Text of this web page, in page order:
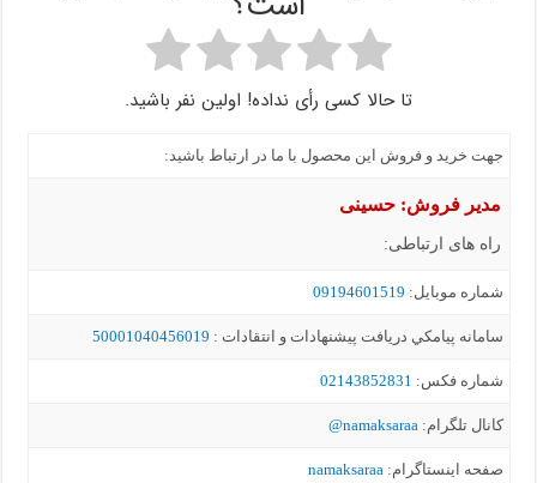
تا حالا کسی رأی نداده! اولین نفر باشید.
جهت خرید و فروش این محصول با ما در ارتباط باشید:
مدیر فروش: حسینی
راه های ارتباطی:
شماره موبايل: 09194601519
سامانه پيامکي دریافت پیشنهادات و انتقادات : 50001040456019
شماره فکس: 02143852831
کانال تلگرام:namaksaraa@
صفحه اینستاگرام:namaksaraa